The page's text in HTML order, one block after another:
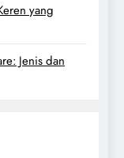
yang
Jenis dan